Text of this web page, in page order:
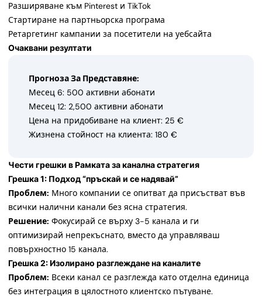
Разширяване към Pinterest и TikTok
Стартиране на партньорска програма
Ретаргетинг кампании за посетители на уебсайта
Очаквани резултати
Прогноза За Представяне:
Месец 6: 500 активни абонати
Месец 12: 2,500 активни абонати
Цена на придобиване на клиент: 25 €
Жизнена стойност на клиента: 180 €
Чести грешки в Рамката за канална стратегия
Грешка 1: Подход “пръскай и се надявай”
Проблем: Много компании се опитват да присъстват във
всички налични канали без ясна стратегия.
Решение: Фокусирай се върху 3-5 канала и ги
оптимизирай непрекъснато, вместо да управляваш
повърхностно 15 канала.
Грешка 2: Изолирано разглеждане на каналите
Проблем: Всеки канал се разглежда като отделна единица
без интеграция в цялостното клиентско пътуване.